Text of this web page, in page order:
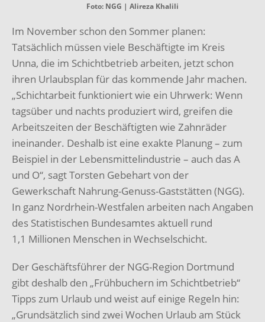
Foto: NGG | Alireza Khalili
Im November schon den Sommer planen:
Tatsächlich müssen viele Beschäftigte im Kreis
Unna, die im Schichtbetrieb arbeiten, jetzt schon
ihren Urlaubsplan für das kommende Jahr machen.
„Schichtarbeit funktioniert wie ein Uhrwerk: Wenn
tagsüber und nachts produziert wird, greifen die
Arbeitszeiten der Beschäftigten wie Zahnräder
ineinander. Deshalb ist eine exakte Planung – zum
Beispiel in der Lebensmittelindustrie – auch das A
und O“, sagt Torsten Gebehart von der
Gewerkschaft Nahrung-Genuss-Gaststätten (NGG).
In ganz Nordrhein-Westfalen arbeiten nach Angaben
des Statistischen Bundesamtes aktuell rund
1,1 Millionen Menschen in Wechselschicht.
Der Geschäftsführer der NGG-Region Dortmund
gibt deshalb den „Frühbuchern im Schichtbetrieb“
Tipps zum Urlaub und weist auf einige Regeln hin:
„Grundsätzlich sind zwei Wochen Urlaub am Stück